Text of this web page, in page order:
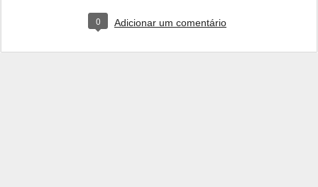
0 Adicionar um comentário